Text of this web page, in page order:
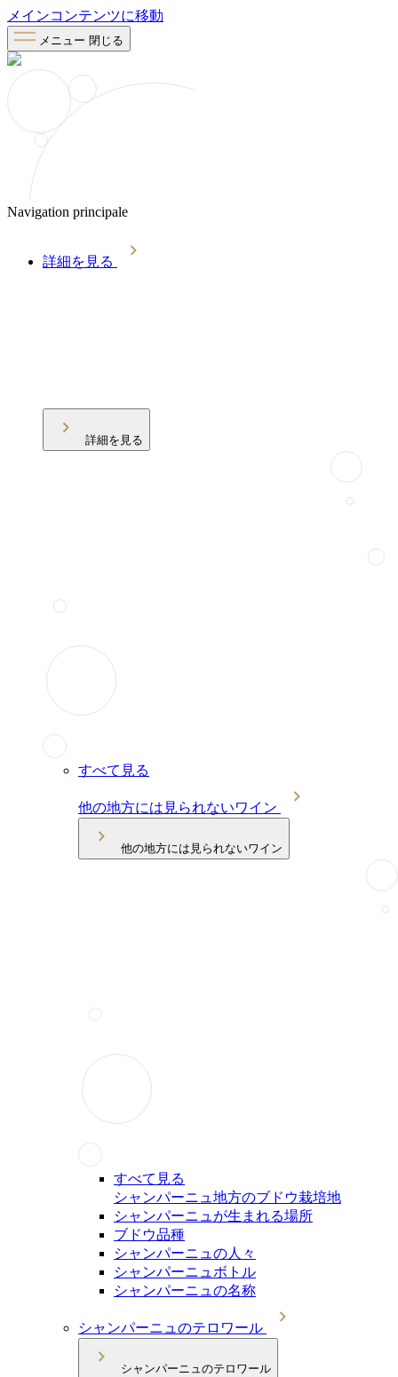
メインコンテンツに移動
メニュー 閉じる
Navigation principale
詳細を見る
詳細を見る
すべて見る
他の地方には見られないワイン
他の地方には見られないワイン
すべて見る
シャンパーニュ地方のブドウ栽培地
シャンパーニュが生まれる場所
ブドウ品種
シャンパーニュの人々
シャンパーニュボトル
シャンパーニュの名称
シャンパーニュのテロワール
シャンパーニュのテロワール